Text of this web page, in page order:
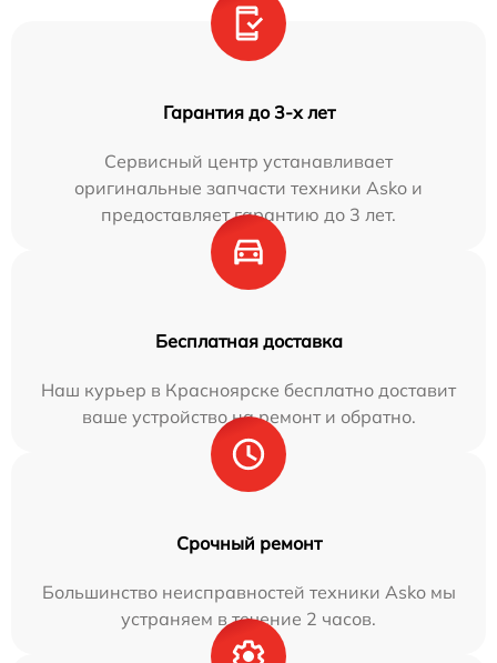
Гарантия до 3-х лет
Сервисный центр устанавливает
оригинальные запчасти техники Asko и
предоставляет гарантию до 3 лет.
Бесплатная доставка
Наш курьер в Красноярске бесплатно доставит
ваше устройство на ремонт и обратно.
Срочный ремонт
Большинство неисправностей техники Asko мы
устраняем в течение 2 часов.